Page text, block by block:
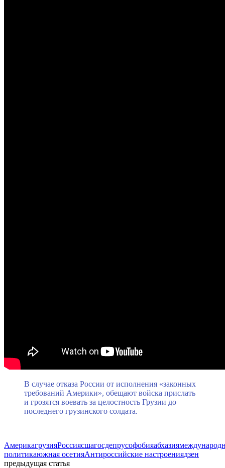
В случае отказа России от исполнения «законных
требований Америки», обещают войска прислать
и грозятся воевать за целостность Грузии до
последнего грузинского солдата.
АмерикагрузияРоссиясшагосдепрусофобияабхазия
политикаюжная осетияАнтироссийские настроениядзен
предыдущая статья